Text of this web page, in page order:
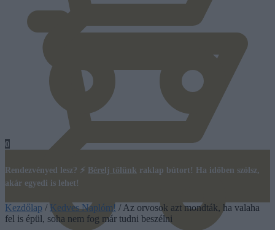
0
Rendezvényed lesz? ⚡ Bérelj tőlünk raklap bútort! Ha időben szólsz,
akár egyedi is lehet!
Kezdőlap / Kedves Naplóm! / Az orvosok azt mondták, ha valaha
fel is épül, soha nem fog már tudni beszélni